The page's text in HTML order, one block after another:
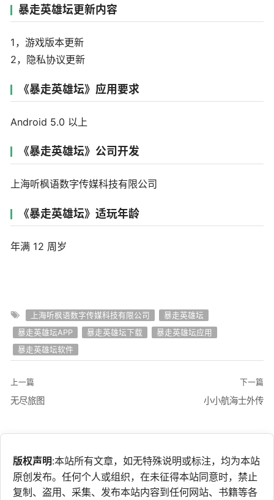
暴走英雄坛更新内容
1，游戏版本更新
2，隐私协议更新
《暴走英雄坛》应用要求
Android 5.0 以上
《暴走英雄坛》公司开发
上海听枫语数字传媒科技有限公司
《暴走英雄坛》适玩年龄
年满 12 周岁
上海听枫语数字传媒科技有限公司
暴走英雄坛
暴走英雄坛APP
暴走英雄坛下载
暴走英雄坛应用
暴走英雄坛软件
上一篇
无尽旅图
下一篇
小小航海士外传
版权声明:本站所有文章，如无特殊说明或标注，均为本站
原创发布。任何个人或组织，在未征得本站同意时，禁止
复制、盗用、采集、发布本站内容到任何网站、书籍等各